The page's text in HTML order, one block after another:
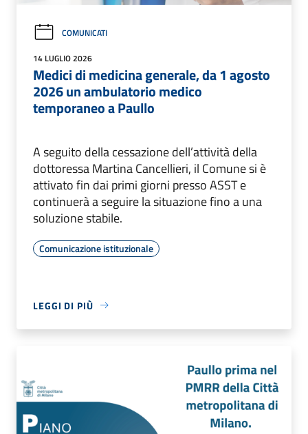
COMUNICATI
14 LUGLIO 2026
Medici di medicina generale, da 1 agosto
2026 un ambulatorio medico
temporaneo a Paullo
A seguito della cessazione dell’attività della
dottoressa Martina Cancellieri, il Comune si è
attivato fin dai primi giorni presso ASST e
continuerà a seguire la situazione fino a una
soluzione stabile.
Comunicazione istituzionale
LEGGI DI PIÙ